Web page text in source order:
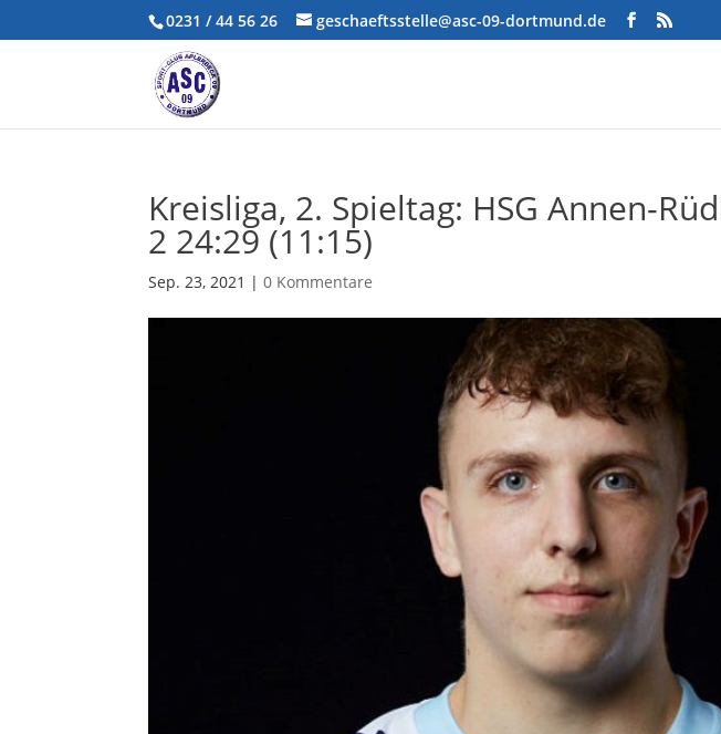
0231 / 44 56 26 geschaeftsstelle@asc-09-dortmund.de
Kreisliga, 2. Spieltag: HSG Annen-
2 24:29 (11:15)
Sep. 23, 2021 |0 Kommentare